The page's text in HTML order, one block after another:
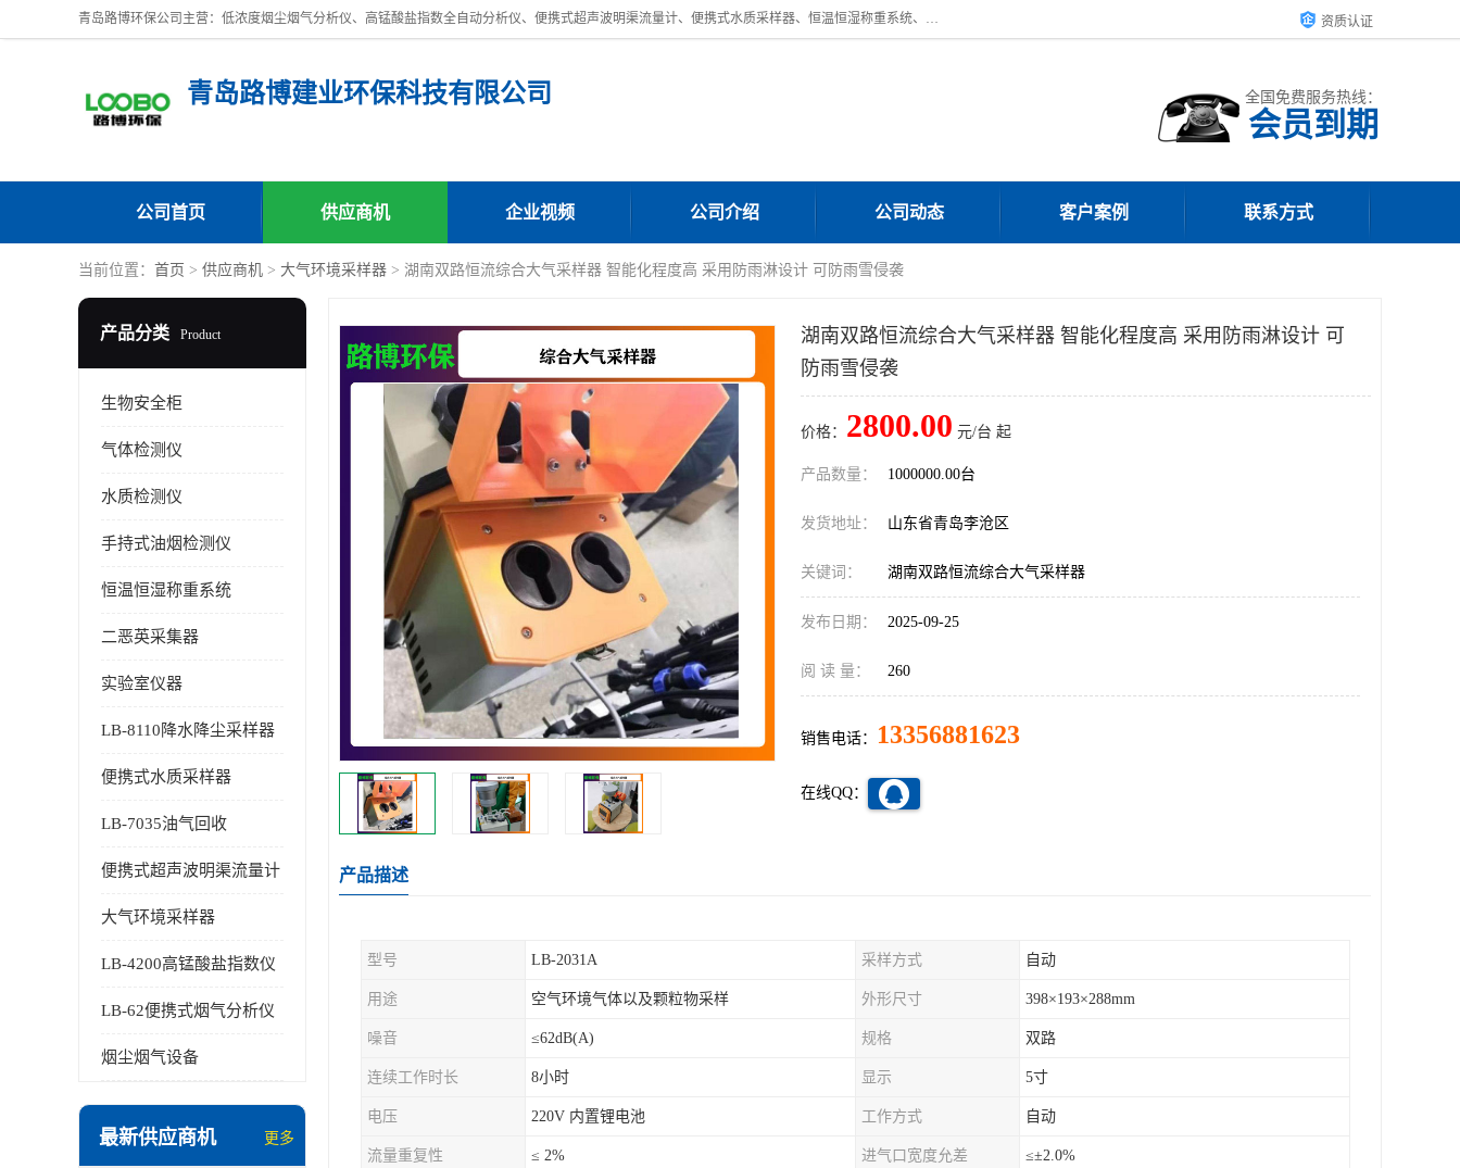
青岛路博环保公司主营：低浓度烟尘烟气分析仪、高锰酸盐指数全自动分析仪、便携式超声波明渠流量计、便携式水质采样器、恒温恒湿称重系统、手持式油烟检测仪等;是一家集环保科研、设计、生产、维护、销售和系统集成为一体的综合性高科技企业。路博人秉承"科学技术是第一生产力的重要理念，倡导环境友好型的生产、生活和消费方式。 资质认证
青岛路博建业环保科技有限公司 全国免费服务热线：
会员到期
公司首页 供应商机 企业视频 公司介绍 公司动态 客户案例 联系方式
当前位置： 首页 > 供应商机 > 大气环境采样器 > 湖南双路恒流综合大气采样器 智能化程度高 采用防雨淋设计 可防雨雪侵袭
产品分类 Product
生物安全柜
气体检测仪
水质检测仪
手持式油烟检测仪
恒温恒湿称重系统
二恶英采集器
实验室仪器
LB-8110降水降尘采样器
便携式水质采样器
LB-7035油气回收
便携式超声波明渠流量计
大气环境采样器
LB-4200高锰酸盐指数仪
LB-62便携式烟气分析仪
烟尘烟气设备
最新供应商机 更多
湖南双路恒流综合大气采样器 智能化程度高 采用防雨淋设计 可
防雨雪侵袭
价格： 2800.00 元/台 起
产品数量： 1000000.00台
发货地址： 山东省青岛李沧区
关键词： 湖南双路恒流综合大气采样器
发布日期： 2025-09-25
阅 读 量： 260
销售电话： 13356881623
在线QQ：
产品描述
型号 LB-2031A 采样方式 自动
用途 空气环境气体以及颗粒物采样 外形尺寸 398×193×288mm
噪音 ≤62dB(A) 规格 双路
连续工作时长 8小时 显示 5寸
电压 220V 内置锂电池 工作方式 自动
流量重复性 ≤ 2% 进气口宽度允差 ≤±2.0%